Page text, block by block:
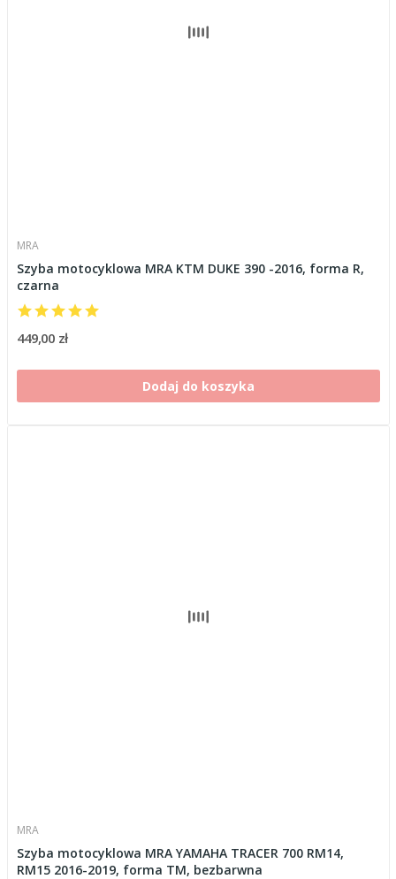
MRA
Szyba motocyklowa MRA KTM DUKE 390 -2016, forma R,
czarna
449,00 zł
Dodaj do koszyka
MRA
Szyba motocyklowa MRA YAMAHA TRACER 700 RM14,
RM15 2016-2019, forma TM, bezbarwna